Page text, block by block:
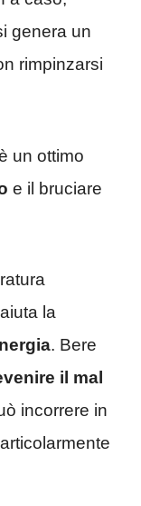
genera un
rimpinzarsi
un ottimo
e il bruciare
la
. Bere
il mal
incorrere in